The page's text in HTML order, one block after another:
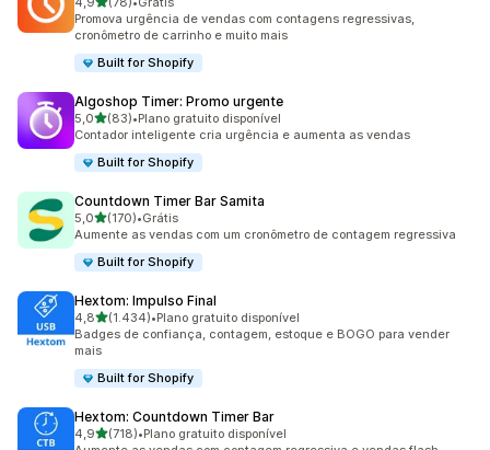
78 avaliações ao todo
Promova urgência de vendas com contagens regressivas,
cronômetro de carrinho e muito mais
Built for Shopify
Algoshop Timer: Promo urgente
5,0de 5 estrelas
(83)
83 avaliações ao todo
•Plano gratuito disponível
Contador inteligente cria urgência e aumenta as vendas
Built for Shopify
Countdown Timer Bar Samita
5,0de 5 estrelas
(170)
170 avaliações ao todo
•Grátis
Aumente as vendas com um cronômetro de contagem regressiva
Built for Shopify
Hextom: Impulso Final
4,8de 5 estrelas
(1.434)
1434 avaliações ao todo
•Plano gratuito disponível
Badges de confiança, contagem, estoque e BOGO para vender
mais
Built for Shopify
Hextom: Countdown Timer Bar
4,9de 5 estrelas
(718)
718 avaliações ao todo
•Plano gratuito disponível